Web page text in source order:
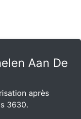
Aan De
après
3630.